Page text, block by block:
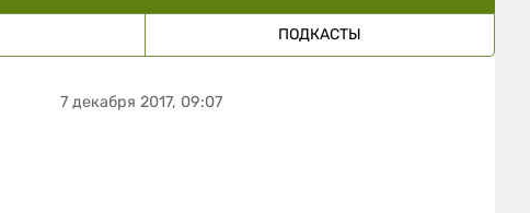
ПОДКАСТЫ
7 декабря 2017, 09:07